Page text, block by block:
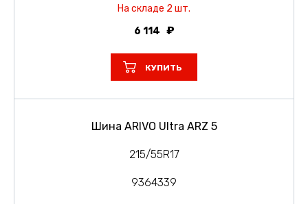
На складе 2 шт.
6 114
КУПИТЬ
Шина ARIVO Ultra ARZ 5
215/55R17
9364339